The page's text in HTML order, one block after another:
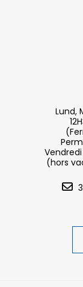
Lund,
Vendredi
(hors